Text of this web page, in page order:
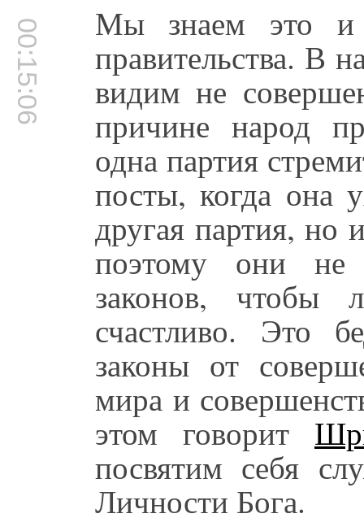
00:15:06 Мы знаем это и
правительства. В
видим не
причине народ
одна партия
посты, когда она
другая партия, но
поэтому они не
законов, чтобы
счастливо. Это
законы от
мира и
этом говорит
посвятим себя
Личности Бога.